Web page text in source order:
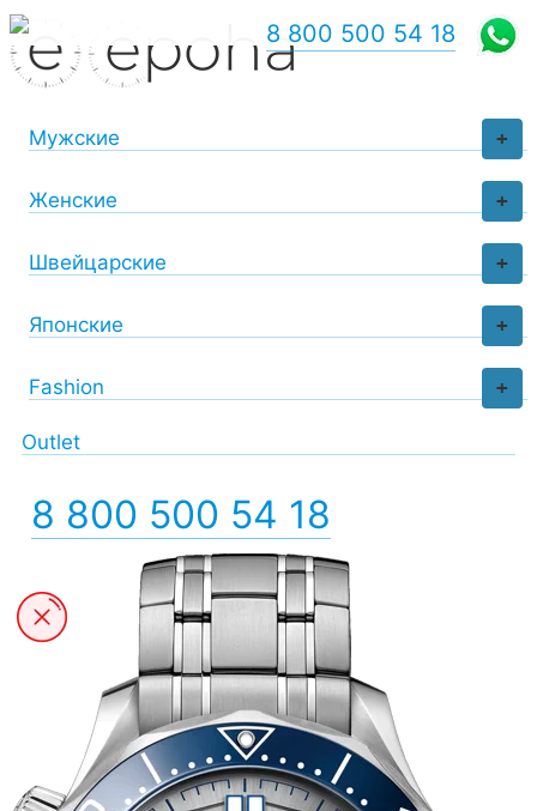
+
Мужские
+
Женские
+
Швейцарские
+
Японские
+
Fashion
Outlet
8 800 500 54 18
8 800 500 54 18